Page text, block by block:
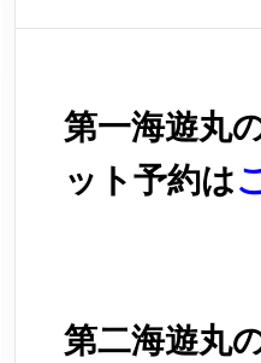
第一海遊丸
ット予約は
第二海遊丸